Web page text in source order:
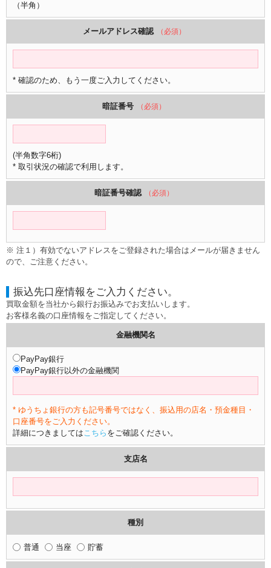
（半角）
メールアドレス確認 （必須）
* 確認のため、もう一度ご入力してください。
暗証番号 （必須）
(半角数字6桁)
* 取引状況の確認で利用します。
暗証番号確認 （必須）
※ 注１）有効でないアドレスをご登録された場合はメールが届きません
ので、ご注意ください。
振込先口座情報をご入力ください。
買取金額を当社から銀行お振込みでお支払いします。
お客様名義の口座情報をご指定してください。
金融機関名
PayPay銀行
PayPay銀行以外の金融機関
* ゆうちょ銀行の方も記号番号ではなく、振込用の店名・預金種目・
口座番号をご入力ください。
詳細につきましてはこちら をご確認ください。
支店名
種別
普通 当座 貯蓄